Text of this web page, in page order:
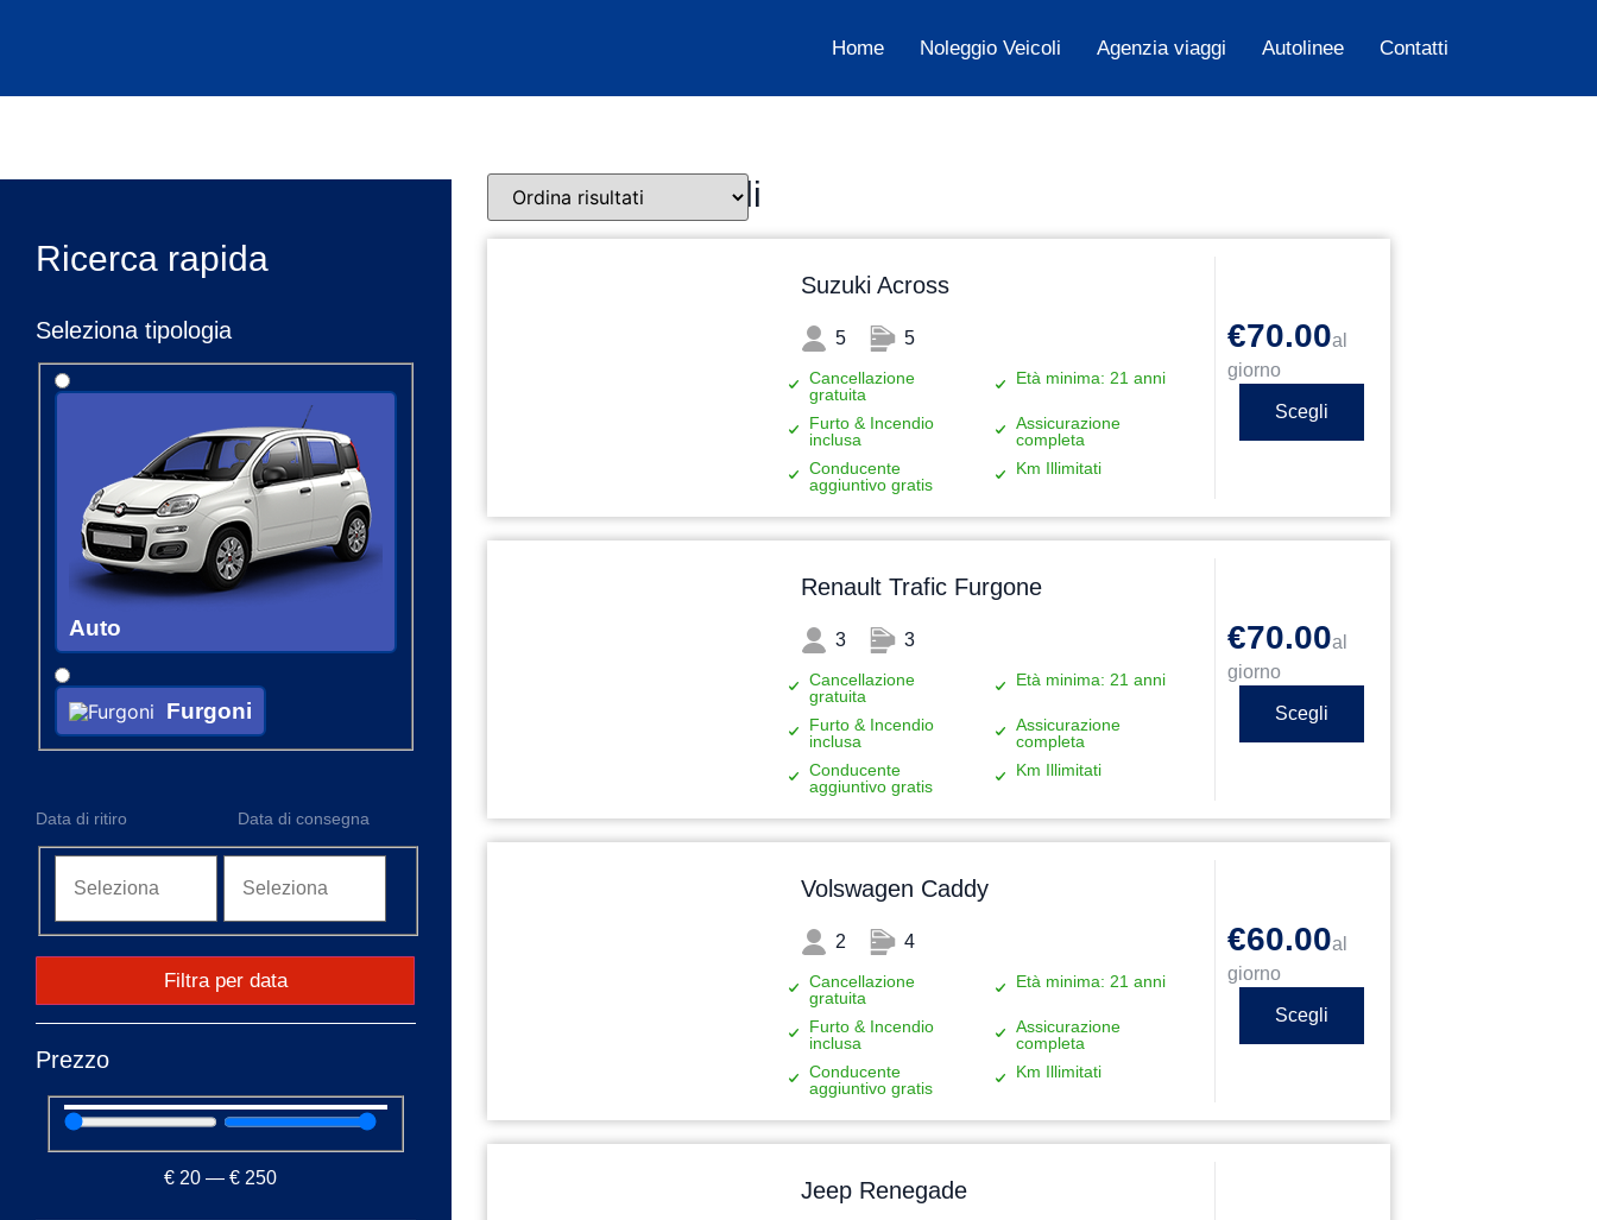
Home Noleggio Veicoli Agenzia viaggi Autolinee Contatti
Ricerca rapida
Seleziona tipologia
Auto
Furgoni
Data di ritiro Data di consegna
Filtra per data
Prezzo
€ 20—€ 250
Veicoli disponibili
Suzuki Across
5 5
Cancellazione
gratuita
Età minima: 21 anni
Furto & Incendio
inclusa
Assicurazione
completa
Conducente
aggiuntivo gratis
Km Illimitati
€70.00al
giorno
Scegli
Renault Trafic Furgone
3 3
Cancellazione
gratuita
Età minima: 21 anni
Furto & Incendio
inclusa
Assicurazione
completa
Conducente
aggiuntivo gratis
Km Illimitati
€70.00al
giorno
Scegli
Volswagen Caddy
2 4
Cancellazione
gratuita
Età minima: 21 anni
Furto & Incendio
inclusa
Assicurazione
completa
Conducente
aggiuntivo gratis
Km Illimitati
€60.00al
giorno
Scegli
Jeep Renegade